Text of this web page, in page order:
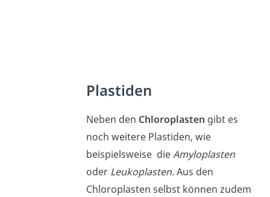
Plastiden
Neben den Chloroplasten gibt es
noch weitere Plastiden, wie
beispielsweise dieAmyloplasten
oder Leukoplasten. Aus den
Chloroplasten selbst können zudem